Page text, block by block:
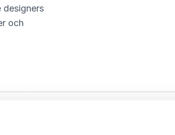
designers
och